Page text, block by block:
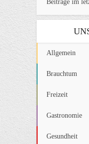
Beiträge im
Allgemein
Brauchtum
Freizeit
Gastronomie
Gesundheit